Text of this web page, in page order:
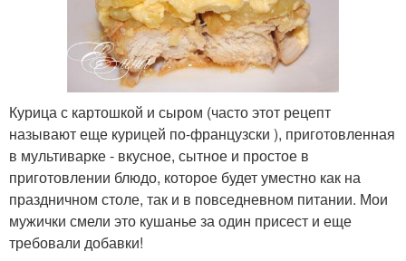
Курица с картошкой и сыром (часто этот рецепт
называют еще курицей по-французски ), приготовленная
в мультиварке - вкусное, сытное и простое в
приготовлении блюдо, которое будет уместно как на
праздничном столе, так и в повседневном питании. Мои
мужички смели это кушанье за один присест и еще
требовали добавки!